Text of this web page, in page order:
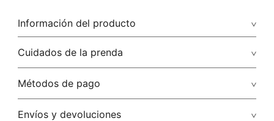
Información del producto
Cuidados de la prenda
Métodos de pago
Tarjetas de crédito: Visa, Dinners, Master Card y American
Envíos y devoluciones